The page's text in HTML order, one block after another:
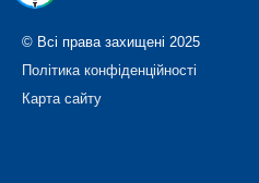
© Всі права захищені 2025
Політика конфіденційності
Карта сайту